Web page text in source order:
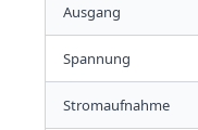
Ausgang
Spannung
Stromaufnahme